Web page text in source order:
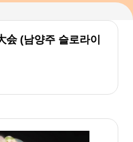
(남양주 슬로라이